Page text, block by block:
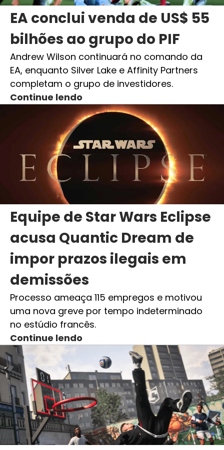
EA conclui venda de US$ 55
bilhões ao grupo do PIF
Andrew Wilson continuará no comando da
EA, enquanto Silver Lake e Affinity Partners
completam o grupo de investidores.
Continue lendo
Equipe de Star Wars Eclipse
acusa Quantic Dream de
impor prazos ilegais em
demissões
Processo ameaça 115 empregos e motivou
uma nova greve por tempo indeterminado
no estúdio francês.
Continue lendo